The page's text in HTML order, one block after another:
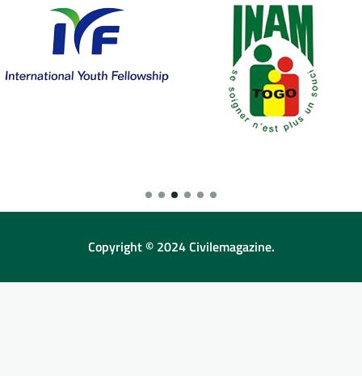
Copyright © 2024 Civilemagazine.